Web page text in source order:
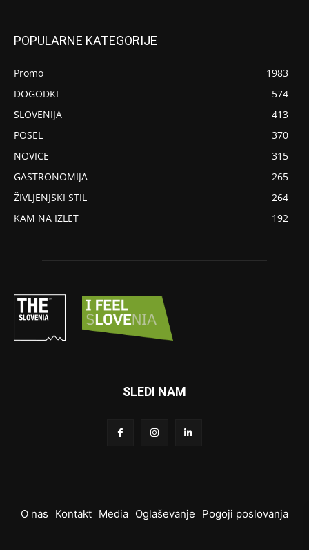
POPULARNE KATEGORIJE
Promo
1983
DOGODKI
574
SLOVENIJA
413
POSEL
370
NOVICE
315
GASTRONOMIJA
265
ŽIVLJENJSKI STIL
264
KAM NA IZLET
192
SLEDI NAM
O nas Kontakt Media Oglaševanje Pogoji poslovanja